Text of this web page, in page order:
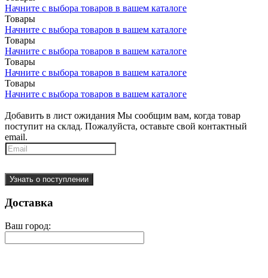
Начните с выбора товаров в вашем каталоге
Товары
Начните с выбора товаров в вашем каталоге
Товары
Начните с выбора товаров в вашем каталоге
Товары
Начните с выбора товаров в вашем каталоге
Товары
Начните с выбора товаров в вашем каталоге
Добавить в лист ожидания Мы сообщим вам, когда товар
поступит на склад. Пожалуйста, оставьте свой контактный
email.
Узнать о поступлении
Доставка
Ваш город: